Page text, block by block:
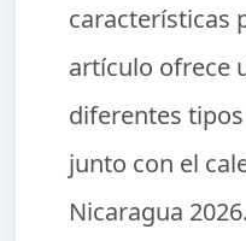
características
artículo ofrece
diferentes
junto con el
Nicaragua